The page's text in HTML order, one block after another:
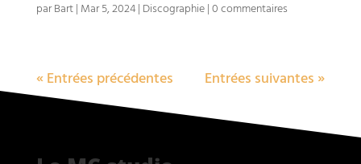
parBart| Mar 5, 2024| Discographie| 0 commentaires
« Entrées précédentes Entrées suivantes »